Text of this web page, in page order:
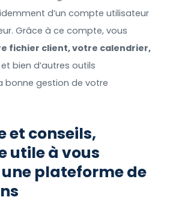
d’un compte utilisateur
Grâce à ce compte, vous
fichier client, votre calendrier,
et bien d’autres outils
bonne gestion de votre
et conseils,
utile à vous
plateforme de